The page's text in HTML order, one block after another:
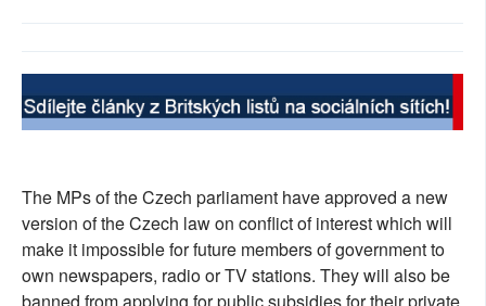
RUBRIKY
PLNÁ VERZE STRÁNEK
The MPs of the Czech parliament have approved a new
version of the Czech law on conflict of interest which will
make it impossible for future members of government to
own newspapers, radio or TV stations. They will also be